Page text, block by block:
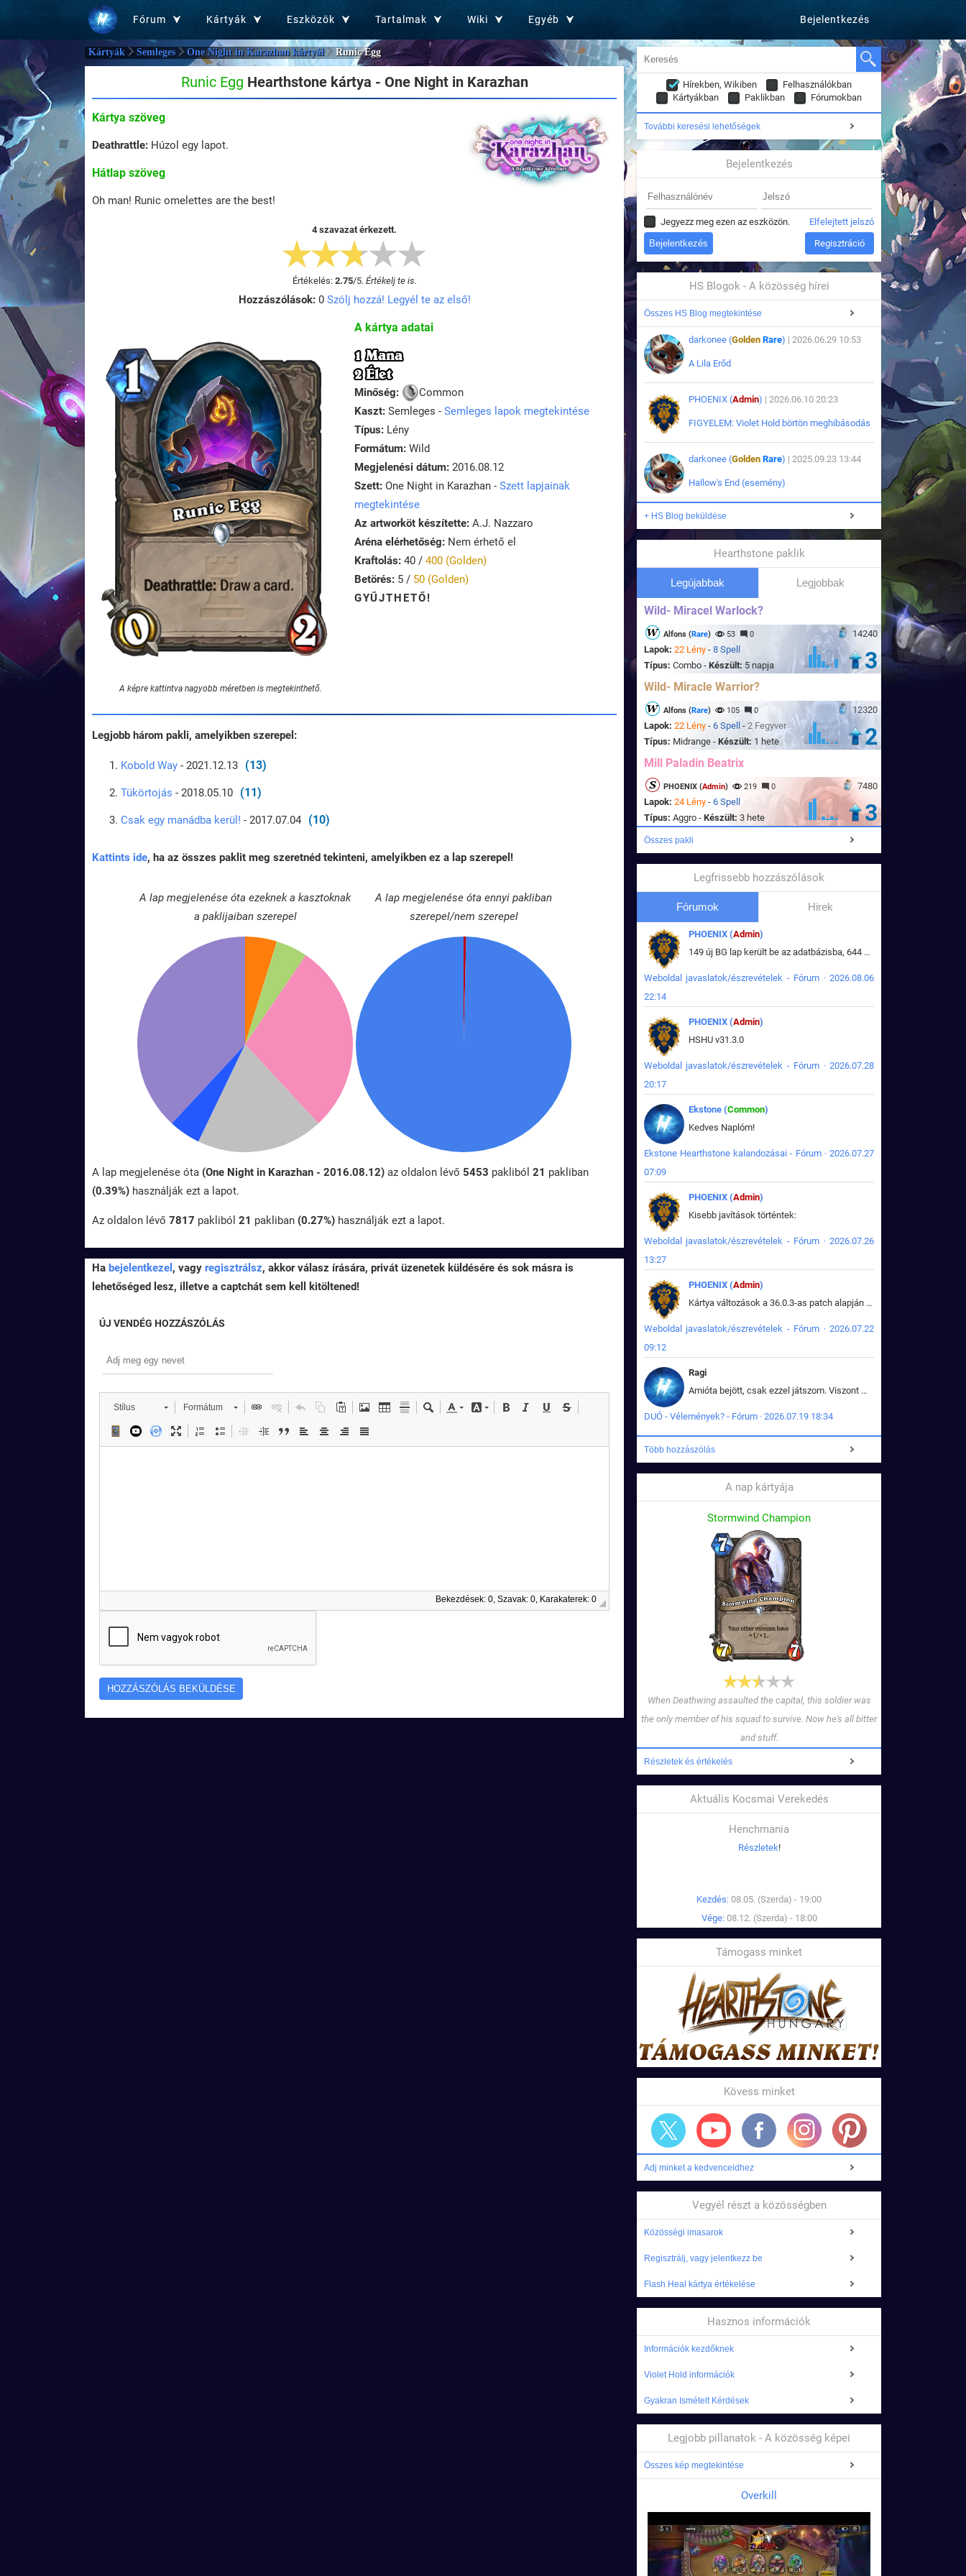
Fórum Kártyák Eszközök Tartalmak Wiki Egyéb Bejelentkezés
Kártyák Semleges One Night in Karazhan kártyái Runic Egg
Runic Egg Hearthstone kártya - One Night in Karazhan
Kártya szöveg
Deathrattle: Húzol egy lapot.
Hátlap szöveg
Oh man! Runic omelettes are the best!
4 szavazat érkezett.
Értékelés: 2.75/5. Értékelj te is.
Hozzászólások:0 Szólj hozzá! Legyél te az első!
A képre kattintva nagyobb méretben is megtekinthető.
A kártya adatai
1 Mana
2 Élet
Minőség:
Common
Kaszt: Semleges - Semleges lapok megtekintése
Típus: Lény
Formátum: Wild
Megjelenési dátum: 2016.08.12
Szett: One Night in Karazhan - Szett lapjainak
megtekintése
Az artworköt készítette: A.J. Nazzaro
Aréna elérhetőség: Nem érhető el
Kraftolás: 40 / 400 (Golden)
Betörés: 5 / 50 (Golden)
GYŰJTHETŐ!
Legjobb három pakli, amelyikben szerepel:
Kobold Way - 2021.12.13 (13)
Tükörtojás - 2018.05.10 (11)
Csak egy manádba kerül! - 2017.07.04 (10)
Kattints ide, ha az összes paklit meg szeretnéd tekinteni, amelyikben ez a lap szerepel!
A lap megjelenése óta ezeknek a kasztoknak
a paklijaiban szerepel
A lap megjelenése óta ennyi pakliban
szerepel/nem szerepel
A lap megjelenése óta (One Night in Karazhan - 2016.08.12) az oldalon lévő 5453 pakliból 21 pakliban
(0.39%) használják ezt a lapot.
Az oldalon lévő 7817 pakliból 21 pakliban (0.27%) használják ezt a lapot.
Ha bejelentkezel , vagy regisztrálsz, akkor válasz írására, privát üzenetek küldésére és sok másra is
lehetőséged lesz, illetve a captchát sem kell kitöltened!
ÚJ VENDÉG HOZZÁSZÓLÁS
Stílus Formátum
Bekezdések: 0, Szavak: 0, Karakaterek: 0
Hírekben, Wikiben
Felhasználókban
Kártyákban
Paklikban Fórumokban
További keresési lehetőségek
Bejelentkezés
Jegyezz meg ezen az eszközön. Elfelejtett jelszó
Regisztráció
HS Blogok - A közösség hírei
Összes HS Blog megtekintése
darkonee (Golden Rare) | 2026.06.29 10:53
A Lila Erőd
PHOENIX (Admin) | 2026.06.10 20:23
FIGYELEM: Violet Hold börtön meghibásodás
darkonee (Golden Rare) | 2025.09.23 13:44
Hallow's End (esemény)
+ HS Blog beküldése
Hearthstone paklik
Legújabbak Legjobbak
Wild- Miracel Warlock?
14240
Alfons (Rare) 53 0
Lapok: 22 Lény - 8 Spell
Típus: Combo - Készült: 5 napja 3
Wild- Miracle Warrior?
12320
Alfons (Rare) 105 0
Lapok: 22 Lény - 6 Spell - 2 Fegyver
Típus: Midrange - Készült: 1 hete 2
Mill Paladin Beatrix
7480
PHOENIX (Admin) 219 0
Lapok: 24 Lény - 6 Spell
Típus: Aggro - Készült: 3 hete 3
Összes pakli
Legfrissebb hozzászólások
Fórumok Hirek
PHOENIX (Admin)
149 új BG lap került be az adatbázisba, 644 db meglévő BG lap módosult, bekerültek az új képek a megváltozott lapokhoz is.
Weboldal javaslatok/észrevételek - Fórum · 2026.08.06
22:14
PHOENIX (Admin)
HSHU v31.3.0
Weboldal javaslatok/észrevételek - Fórum · 2026.07.28
20:17
Ekstone (Common)
Kedves Naplóm!
Ekstone Hearthstone kalandozásai - Fórum · 2026.07.27
07:09
PHOENIX (Admin)
Kisebb javítások történtek:
Weboldal javaslatok/észrevételek - Fórum · 2026.07.26
13:27
PHOENIX (Admin)
Kártya változások a 36.0.3-as patch alapján frissítve az adatbázisban (képek is cserélve).
Weboldal javaslatok/észrevételek - Fórum · 2026.07.22
09:12
Ragi
Amióta bejött, csak ezzel játszom. Viszont mint minden más - akár az alapjáték is, ez is baromira összetett lett. Néha már pár kör után is esélytelen az egész. Vagy irreállisan túltápol valaki, vagy lelép a partner, vagy csak hülye mint a segg. És amikor eljönne az én időm, na akkor jön el mindenki másé is. Engem jobban érdekelne, hogy ki milyen ratingen szokott játszani. Na ez lenne egy érdekes adat.
DUÓ - Vélemények? - Fórum · 2026.07.19 18:34
Több hozzászólás
A nap kártyája
Stormwind Champion
When Deathwing assaulted the capital, this soldier was
the only member of his squad to survive. Now he's all bitter
and stuff.
Részletek és értékelés
Aktuális Kocsmai Verekedés
Henchmania
Részletek!
Kezdés: 08.05. (Szerda) - 19:00
Vége: 08.12. (Szerda) - 18:00
Támogass minket
Kövess minket
Adj minket a kedvenceidhez
Vegyél részt a közösségben
Közösségi imasarok
Regisztrálj, vagy jelentkezz be
Flash Heal kártya értékelése
Hasznos információk
Információk kezdőknek
Violet Hold információk
Gyakran Ismételt Kérdések
Legjobb pillanatok - A közösség képei
Összes kép megtekintése
Overkill